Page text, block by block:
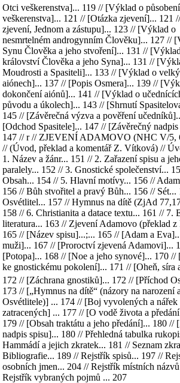
Otci veškerenstva]... 119 // [Výklad o
veškerenstva]... 121 // [Otázka zjevení]... 121
zjevení, Jednom a zástupu]... 123 // [Výklad o
nesmrtelném androgynním Člověku]... 127 //
Synu Člověka a jeho stvoření]... 131 //
království Člověka a jeho Syna]... 131 //
Moudrosti a Spasiteli]... 133 // [Výklad o
aiónech]... 137 // [Popis Osmera]... 139 //
dokončení aiónů]... 141 // [Výklad o
původu a úkolech]... 143 // [Shrnutí
145 // [Závěrečná výzva a pověření
[Odchod Spasitele]... 147 // [Závěrečný
147 // r // ZJEVENÍ ADAMOVO (NHC V/5,
// (Úvod, překlad a komentář Z. Vítková) //
1. Název a žánr... 151 // 2. Zařazení spisu a
paralely... 152 // 3. Gnostické společenství...
Obsah... 154 // 5. Hlavní motívy... 156 //
156 // Bůh stvořitel a pravý Bůh... 156 // Sét...
Osvétlitel... 157 // Hymnus na dítě (ZjAd
158 // 6. Christianita a datace textu... 161 // 7.
literatura... 163 // Zjevení Adamovo (překlad
165 // [Název spisu]...;... 165 // [Adam a
muži]... 167 // [Proroctví zjevená Adamovi]...
[Potopa]... 168 // [Noe a jeho synové]... 170 //
ke gnostickému pokolení]... 171 // [Oheň, síra
172 // [Záchrana gnostiků]... 172 // [Příchod
173 // [„Hymnus na dítě“ (názory na narození
Osvétlitele)] ... 174 // [Boj vyvolených a nářek
zatracených] ... 177 // [O vodě života a
179 // [Obsah traktátu a jeho předání]... 180 //
nadpis spisu]... 180 // Přehledná tabulka
Hammádí a jejich zkratek... 181 // Seznam
Bibliografie... 189 // Rejstřík spisů... 197 //
osobních jmen... 204 // Rejstřík místních
Rejstřík vybraných pojmů ... 207